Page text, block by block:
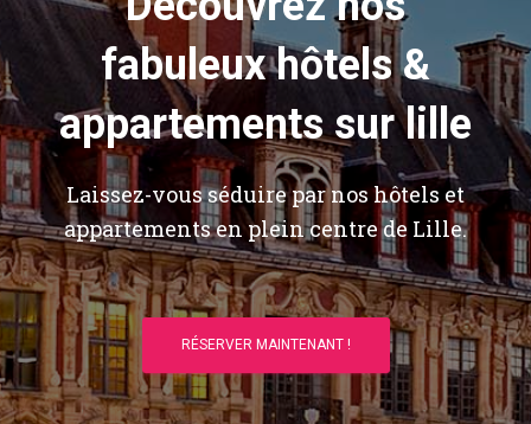
fabuleux hôtels &
appartements sur lille
Laissez-vous séduire par nos hôtels et
appartements en plein centre de Lille.
RÉSERVER MAINTENANT !